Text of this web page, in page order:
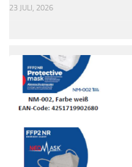
23 JULI, 2026